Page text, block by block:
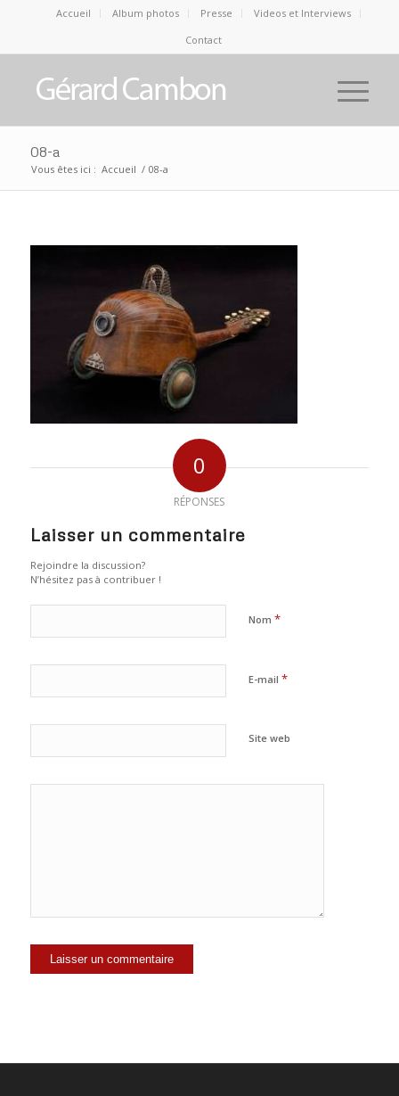
Accueil Album photos Presse
Videos et Interviews
Contact
08-a
Vous êtes ici : Accueil / 08-a
0
RÉPONSES
Laisser un commentaire
Rejoindre la discussion?
N’hésitez pas à contribuer !
Nom *
E-mail *
Site web